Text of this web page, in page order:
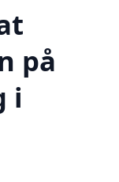
på
i